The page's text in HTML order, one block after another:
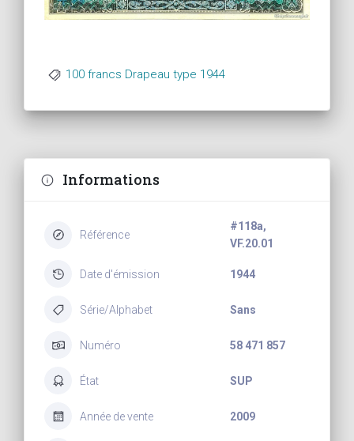
100 francs Drapeau type 1944
Informations
Référence
#118a,
VF.20.01
Date d'émission 1944
Série/Alphabet Sans
Numéro 58 471 857
État SUP
Année de vente 2009